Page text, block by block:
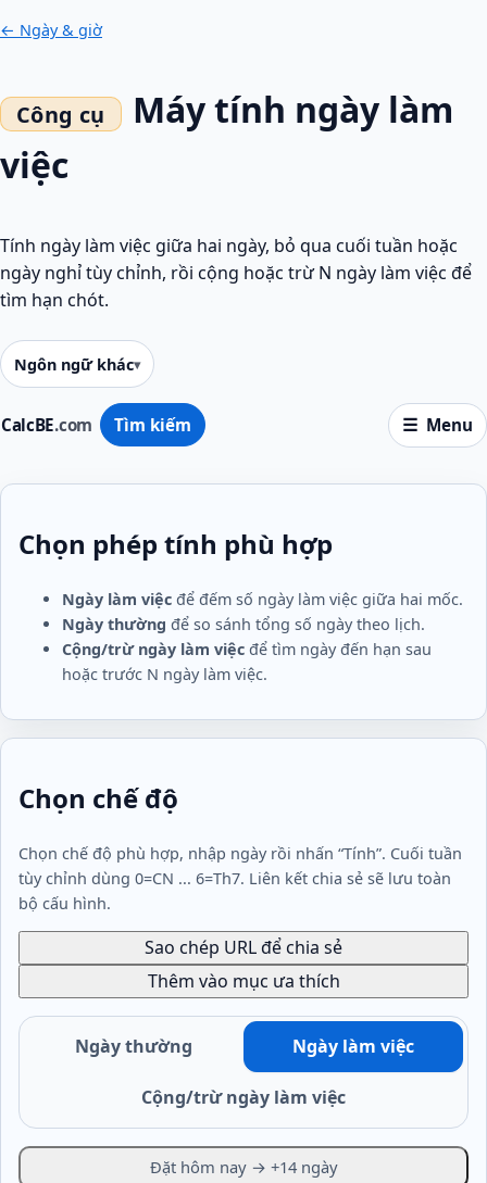
CalcBE.com Tìm kiếm Menu
← Ngày & giờ
Máy tính ngày làm
việc
Tính ngày làm việc giữa hai ngày, bỏ qua cuối tuần hoặc
ngày nghỉ tùy chỉnh, rồi cộng hoặc trừ N ngày làm việc để
tìm hạn chót.
Ngôn ngữ khác
Chọn phép tính phù hợp
Ngày làm việc để đếm số ngày làm việc giữa hai mốc.
Ngày thường để so sánh tổng số ngày theo lịch.
Cộng/trừ ngày làm việc để tìm ngày đến hạn sau
hoặc trước N ngày làm việc.
Chọn chế độ
Chọn chế độ phù hợp, nhập ngày rồi nhấn “Tính”. Cuối tuần
tùy chỉnh dùng 0=CN ... 6=Th7. Liên kết chia sẻ sẽ lưu toàn
bộ cấu hình.
Sao chép URL để chia sẻ
Thêm vào mục ưa thích
Ngày thường Ngày làm việc
Cộng/trừ ngày làm việc
Đặt hôm nay → +14 ngày